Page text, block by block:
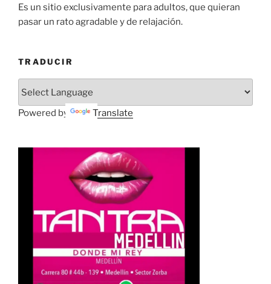
Es un sitio exclusivamente para adultos, que quieran
pasar un rato agradable y de relajación.
TRADUCIR
Powered by Translate